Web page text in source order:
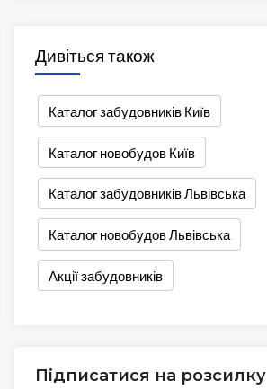
Дивіться також
Каталог забудовників Київ
Каталог новобудов Київ
Каталог забудовників Львівська
Каталог новобудов Львівська
Акції забудовників
Підписатися на розсилку